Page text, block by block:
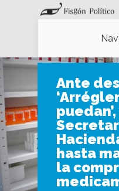
Ante
hasta
la